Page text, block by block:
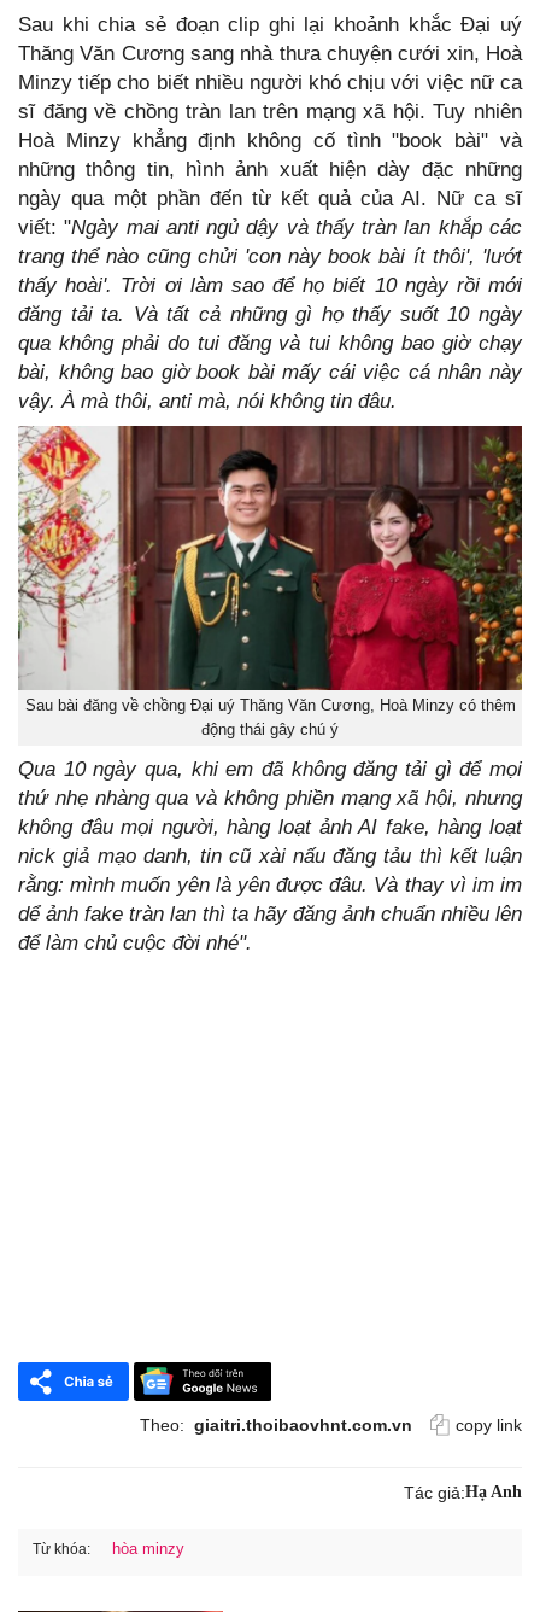
Sau khi chia sẻ đoạn clip ghi lại khoảnh khắc Đại uý
Thăng Văn Cương sang nhà thưa chuyện cưới xin, Hoà
Minzy tiếp cho biết nhiều người khó chịu với việc nữ ca
sĩ đăng về chồng tràn lan trên mạng xã hội. Tuy nhiên
Hoà Minzy khẳng định không cố tình "book bài" và
những thông tin, hình ảnh xuất hiện dày đặc những
ngày qua một phần đến từ kết quả của AI. Nữ ca sĩ
viết: "Ngày mai anti ngủ dậy và thấy tràn lan khắp các
trang thể nào cũng chửi 'con này book bài ít thôi', 'lướt
thấy hoài'. Trời ơi làm sao để họ biết 10 ngày rồi mới
đăng tải ta. Và tất cả những gì họ thấy suốt 10 ngày
qua không phải do tui đăng và tui không bao giờ chạy
bài, không bao giờ book bài mấy cái việc cá nhân này
vậy. À mà thôi, anti mà, nói không tin đâu.
Sau bài đăng về chồng Đại uý Thăng Văn Cương, Hoà Minzy có thêm
động thái gây chú ý
Qua 10 ngày qua, khi em đã không đăng tải gì để mọi
thứ nhẹ nhàng qua và không phiền mạng xã hội, nhưng
không đâu mọi người, hàng loạt ảnh AI fake, hàng loạt
nick giả mạo danh, tin cũ xài nấu đăng tảu thì kết luận
rằng: mình muốn yên là yên được đâu. Và thay vì im im
dể ảnh fake tràn lan thì ta hãy đăng ảnh chuẩn nhiều lên
để làm chủ cuộc đời nhé".
Theo: giaitri.thoibaovhnt.com.vn copy link
Tác giả:Hạ Anh
Từ khóa: hòa minzy